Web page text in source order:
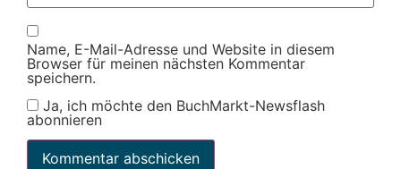
Name, E-Mail-Adresse und Website in diesem
Browser für meinen nächsten Kommentar
speichern.
Ja, ich möchte den BuchMarkt-Newsflash
abonnieren